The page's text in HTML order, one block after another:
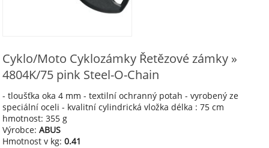
Cyklo/Moto Cyklozámky Řetězové zámky »
4804K/75 pink Steel-O-Chain
- tloušťka oka 4 mm - textilní ochranný potah - vyrobený ze
speciální oceli - kvalitní cylindrická vložka délka : 75 cm
hmotnost: 355 g
Výrobce:ABUS
Hmotnost v kg:0.41